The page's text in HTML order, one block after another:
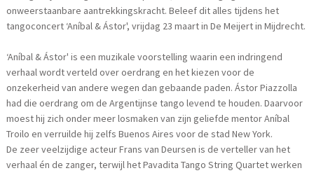
onweerstaanbare aantrekkingskracht. Beleef dit alles tijdens het
tangoconcert ‘Aníbal & Ástor', vrijdag 23 maart in De Meijert in Mijdrecht.
‘Aníbal & Ástor' is een muzikale voorstelling waarin een indringend
verhaal wordt verteld over oerdrang en het kiezen voor de
onzekerheid van andere wegen dan gebaande paden. Ástor Piazzolla
had die oerdrang om de Argentijnse tango levend te houden. Daarvoor
moest hij zich onder meer losmaken van zijn geliefde mentor Aníbal
Troilo en verruilde hij zelfs Buenos Aires voor de stad New York.
De zeer veelzijdige acteur Frans van Deursen is de verteller van het
verhaal én de zanger, terwijl het Pavadita Tango String Quartet werken